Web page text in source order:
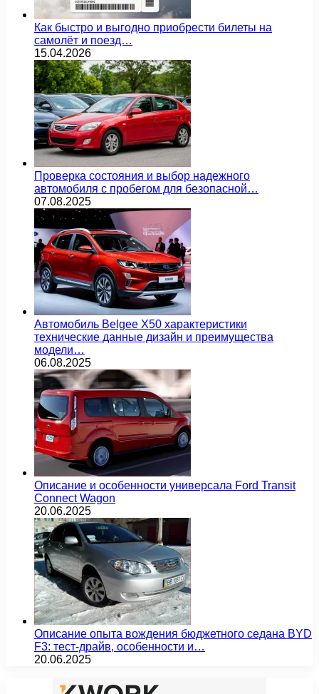
Как быстро и выгодно приобрести билеты на
самолёт и поезд…
15.04.2026
Проверка состояния и выбор надежного
автомобиля с пробегом для безопасной…
07.08.2025
Автомобиль Belgee X50 характеристики
технические данные дизайн и преимущества
модели…
06.08.2025
Описание и особенности универсала Ford Transit
Connect Wagon
20.06.2025
Описание опыта вождения бюджетного седана BYD
F3: тест-драйв, особенности и…
20.06.2025